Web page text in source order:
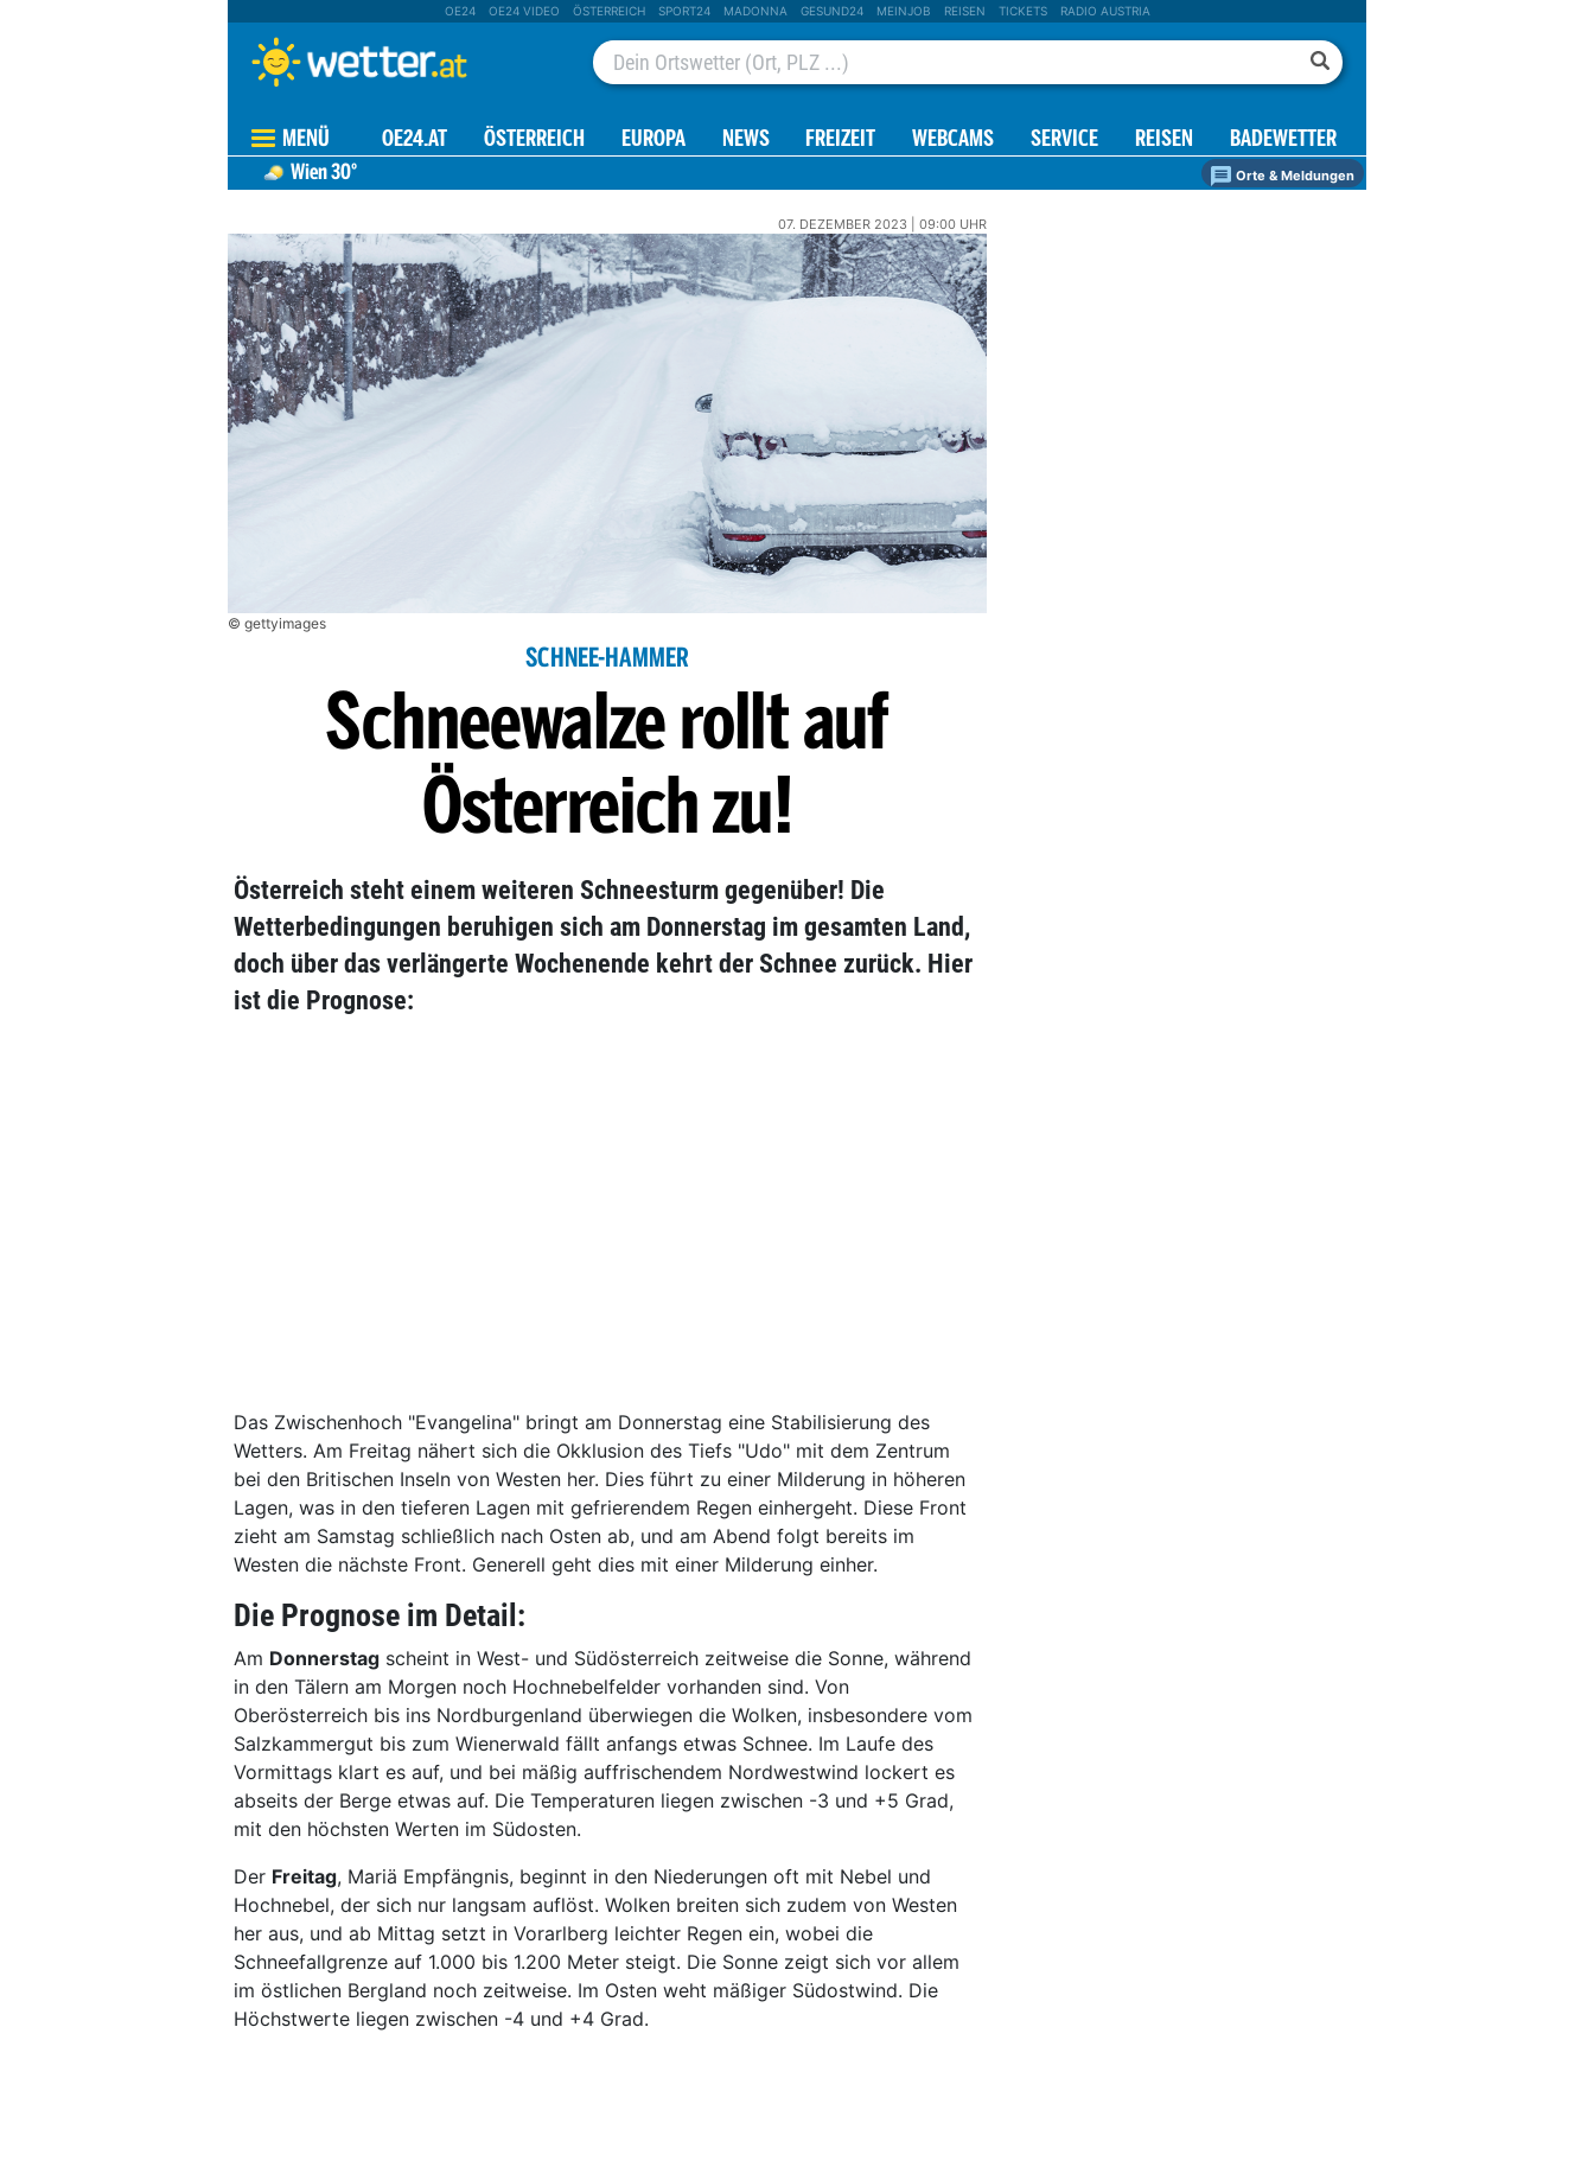
OE24 OE24 VIDEO ÖSTERREICH SPORT24 MADONNA GESUND24 MEINJOB REISEN TICKETS RADIO AUSTRIA
MENÜ OE24.AT ÖSTERREICH EUROPA NEWS FREIZEIT WEBCAMS SERVICE REISEN BADEWETTER
Wien30° Orte & Meldungen
07. DEZEMBER 2023 | 09:00 UHR
© gettyimages
SCHNEE-HAMMER
Schneewalze rollt auf
Österreich zu!
Österreich steht einem weiteren Schneesturm gegenüber! Die
Wetterbedingungen beruhigen sich am Donnerstag im gesamten Land,
doch über das verlängerte Wochenende kehrt der Schnee zurück. Hier
ist die Prognose:
Das Zwischenhoch "Evangelina" bringt am Donnerstag eine Stabilisierung des
Wetters. Am Freitag nähert sich die Okklusion des Tiefs "Udo" mit dem Zentrum
bei den Britischen Inseln von Westen her. Dies führt zu einer Milderung in höheren
Lagen, was in den tieferen Lagen mit gefrierendem Regen einhergeht. Diese Front
zieht am Samstag schließlich nach Osten ab, und am Abend folgt bereits im
Westen die nächste Front. Generell geht dies mit einer Milderung einher.
Die Prognose im Detail:
Am Donnerstag scheint in West- und Südösterreich zeitweise die Sonne, während
in den Tälern am Morgen noch Hochnebelfelder vorhanden sind. Von
Oberösterreich bis ins Nordburgenland überwiegen die Wolken, insbesondere vom
Salzkammergut bis zum Wienerwald fällt anfangs etwas Schnee. Im Laufe des
Vormittags klart es auf, und bei mäßig auffrischendem Nordwestwind lockert es
abseits der Berge etwas auf. Die Temperaturen liegen zwischen -3 und +5 Grad,
mit den höchsten Werten im Südosten.
Der Freitag, Mariä Empfängnis, beginnt in den Niederungen oft mit Nebel und
Hochnebel, der sich nur langsam auflöst. Wolken breiten sich zudem von Westen
her aus, und ab Mittag setzt in Vorarlberg leichter Regen ein, wobei die
Schneefallgrenze auf 1.000 bis 1.200 Meter steigt. Die Sonne zeigt sich vor allem
im östlichen Bergland noch zeitweise. Im Osten weht mäßiger Südostwind. Die
Höchstwerte liegen zwischen -4 und +4 Grad.